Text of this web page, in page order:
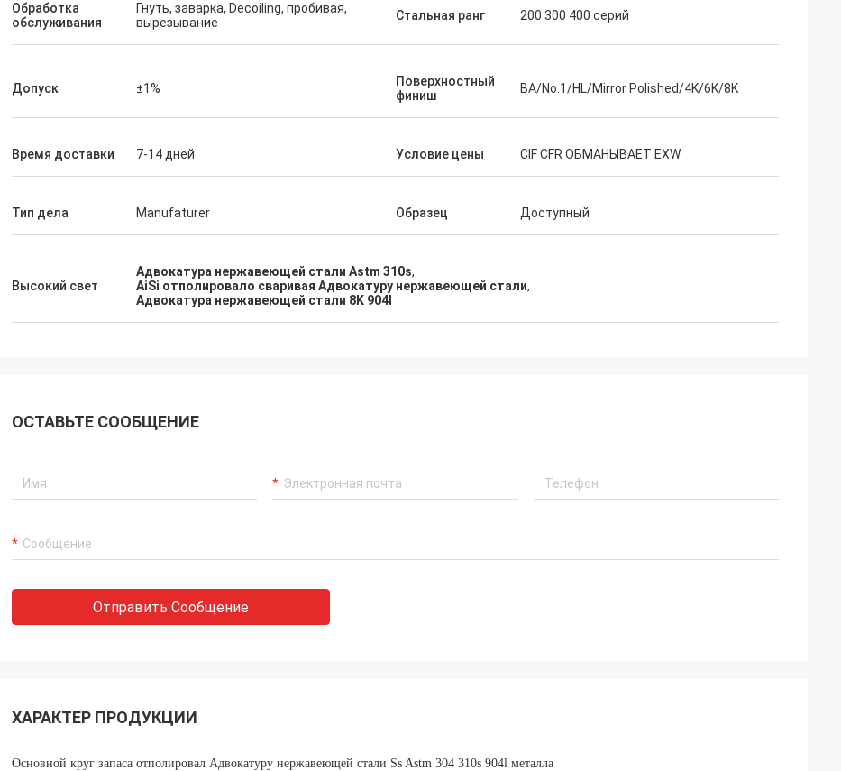
Hovig Аллан
клиент повторения она знала наши
специфические требования к продукта
порекомендуйте общаться с ей и этой
компанией.
удовлетворяем товары чего мы
приказали и это наш заказ второго раза.
Обработка
обслуживания
Гнуть, заварка, Decoiling, пробивая,
вырезывание
Стальная ранг 200 300 400 серий
Допуск ±1%
Поверхностный
финиш
BA/No.1/HL/Mirror Polished/4K/6K/8K
Время доставки 7-14 дней Условие цены CIF CFR ОБМАНЫВАЕТ EXW
Тип дела Manufaturer Образец Доступный
Высокий свет
Адвокатура нержавеющей стали Astm 310s,
AiSi отполировало сваривая Адвокатуру нержавеющей стали,
Адвокатура нержавеющей стали 8K 904l
ОСТАВЬТЕ СООБЩЕНИЕ
Отправить Сообщение
ХАРАКТЕР ПРОДУКЦИИ
Основной круг запаса отполировал Адвокатуру нержавеющей стали Ss Astm 304 310s 904l металла